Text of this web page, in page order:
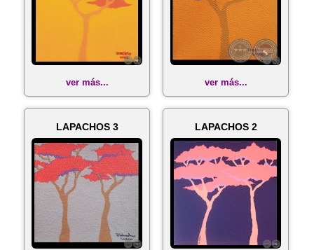
ver más... ver más...
LAPACHOS 3 LAPACHOS 2